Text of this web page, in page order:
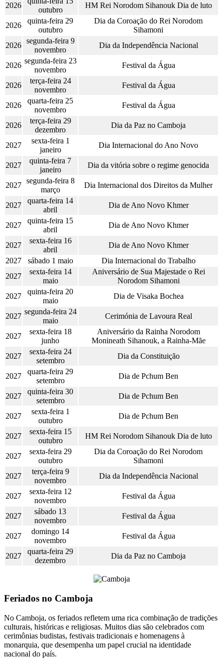
2026
outubro
HM Rei Norodom Sihanouk Dia de luto
2026
quinta-feira 29
outubro
Dia da Coroação do Rei Norodom
Sihamoni
2026
segunda-feira 9
novembro
Dia da Independência Nacional
2026
segunda-feira 23
novembro
Festival da Água
2026
terça-feira 24
novembro
Festival da Água
2026
quarta-feira 25
novembro
Festival da Água
2026
terça-feira 29
dezembro
Dia da Paz no Camboja
2027
sexta-feira 1
janeiro
Dia Internacional do Ano Novo
2027
quinta-feira 7
janeiro
Dia da vitória sobre o regime genocida
2027
segunda-feira 8
março
Dia Internacional dos Direitos da Mulher
2027
quarta-feira 14
abril
Dia de Ano Novo Khmer
2027
quinta-feira 15
abril
Dia de Ano Novo Khmer
2027
sexta-feira 16
abril
Dia de Ano Novo Khmer
2027
sábado 1 maio
Dia Internacional do Trabalho
2027
sexta-feira 14
maio
Aniversário de Sua Majestade o Rei
Norodom Sihamoni
2027
quinta-feira 20
maio
Dia de Visaka Bochea
2027
segunda-feira 24
maio
Cerimónia de Lavoura Real
2027
sexta-feira 18
junho
Aniversário da Rainha Norodom
Monineath Sihanouk, a Rainha-Mãe
2027
sexta-feira 24
setembro
Dia da Constituição
2027
quarta-feira 29
setembro
Dia de Pchum Ben
2027
quinta-feira 30
setembro
Dia de Pchum Ben
2027
sexta-feira 1
outubro
Dia de Pchum Ben
2027
sexta-feira 15
outubro
HM Rei Norodom Sihanouk Dia de luto
2027
sexta-feira 29
outubro
Dia da Coroação do Rei Norodom
Sihamoni
2027
terça-feira 9
novembro
Dia da Independência Nacional
2027
sexta-feira 12
novembro
Festival da Água
2027
sábado 13
novembro
Festival da Água
2027
domingo 14
novembro
Festival da Água
2027
quarta-feira 29
dezembro
Dia da Paz no Camboja
Feriados no Camboja
No Camboja, os feriados refletem uma rica combinação de tradições
culturais, históricas e religiosas. Muitos dias são celebrados com
cerimônias budistas, festivais tradicionais e homenagens à
monarquia, que desempenha um papel crucial na identidade
nacional do país.